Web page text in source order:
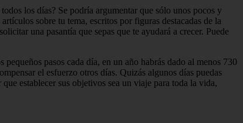
los días? Se podría argumentar que sólo unos pocos y
sobre tu tema, escritos por figuras destacadas de la
una pasantía que sepas que te ayudará a crecer. Puede
pasos cada día, en un año habrás dado al menos 730
el esfuerzo otros días. Quizás algunos días puedas
establecer sus objetivos sea un viaje para toda la vida,